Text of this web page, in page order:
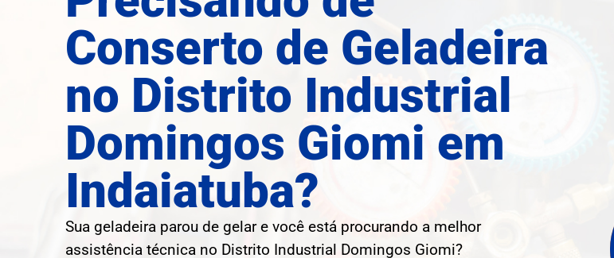
Conserto de Geladeira
no Distrito Industrial
Domingos Giomi em
Indaiatuba?
Sua geladeira parou de gelar e você está procurando a melhor
assistência técnica no Distrito Industrial Domingos Giomi?